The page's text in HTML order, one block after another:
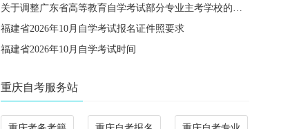
关于调整广东省高等教育自学考试部分专业主考学校的通知
福建省2026年10月自学考试报名证件照要求
福建省2026年10月自学考试时间
重庆自考服务站